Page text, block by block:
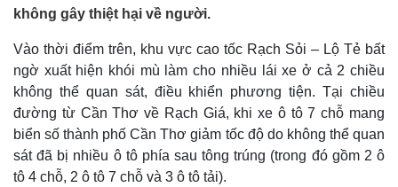
không gây thiệt hại về người.
Vào thời điểm trên, khu vực cao tốc Rạch Sỏi – Lộ Tẻ bất
ngờ xuất hiện khói mù làm cho nhiều lái xe ở cả 2 chiều
không thể quan sát, điều khiển phương tiện. Tại chiều
đường từ Cần Thơ về Rạch Giá, khi xe ô tô 7 chỗ mang
biển số thành phố Cần Thơ giảm tốc độ do không thể quan
sát đã bị nhiều ô tô phía sau tông trúng (trong đó gồm 2 ô
tô 4 chỗ, 2 ô tô 7 chỗ và 3 ô tô tải).